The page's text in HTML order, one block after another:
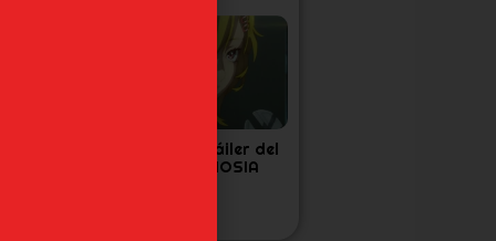
Nuevo tráiler del
anime GNOSIA